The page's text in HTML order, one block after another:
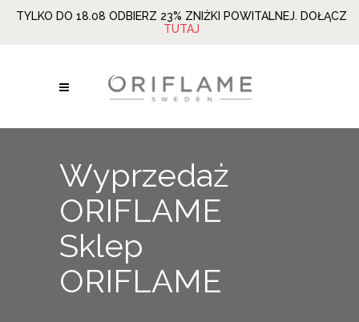
TYLKO DO 18.08 ODBIERZ 23% ZNIŻKI POWITALNEJ. DOŁĄCZ
TUTAJ
Wyprzedaż
ORIFLAME
Sklep
ORIFLAME